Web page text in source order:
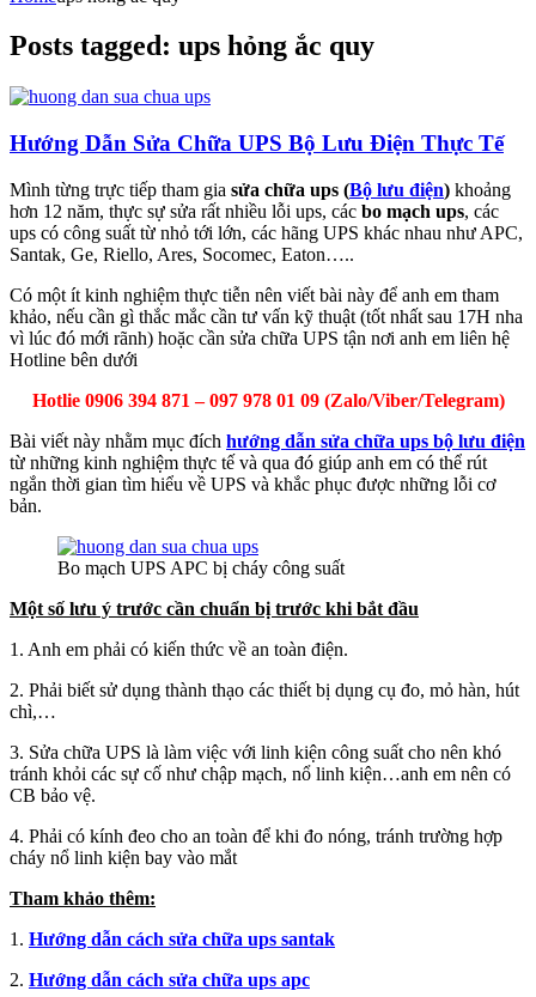
Posts tagged: ups hỏng ắc quy
Hướng Dẫn Sửa Chữa UPS Bộ Lưu Điện Thực Tế
Mình từng trực tiếp tham gia sửa chữa ups (Bộ lưu điện) khoảng
hơn 12 năm, thực sự sửa rất nhiều lỗi ups, các bo mạch ups, các
ups có công suất từ nhỏ tới lớn, các hãng UPS khác nhau như APC,
Santak, Ge, Riello, Ares, Socomec, Eaton…..
Có một ít kinh nghiệm thực tiễn nên viết bài này để anh em tham
khảo, nếu cần gì thắc mắc cần tư vấn kỹ thuật (tốt nhất sau 17H nha
vì lúc đó mới rãnh) hoặc cần sửa chữa UPS tận nơi anh em liên hệ
Hotline bên dưới
Hotlie 0906 394 871 – 097 978 01 09 (Zalo/Viber/Telegram)
Bài viết này nhằm mục đích hướng dẫn sửa chữa ups bộ lưu điện
từ những kinh nghiệm thực tế và qua đó giúp anh em có thể rút
ngắn thời gian tìm hiểu về UPS và khắc phục được những lỗi cơ
bản.
Bo mạch UPS APC bị cháy công suất
Một số lưu ý trước cần chuẩn bị trước khi bắt đầu
1. Anh em phải có kiến thức về an toàn điện.
2. Phải biết sử dụng thành thạo các thiết bị dụng cụ đo, mỏ hàn, hút
chì,…
3. Sửa chữa UPS là làm việc với linh kiện công suất cho nên khó
tránh khỏi các sự cố như chập mạch, nổ linh kiện…anh em nên có
CB bảo vệ.
4. Phải có kính đeo cho an toàn để khi đo nóng, tránh trường hợp
cháy nổ linh kiện bay vào mắt
Tham khảo thêm:
1. Hướng dẫn cách sửa chữa ups santak
2. Hướng dẫn cách sửa chữa ups apc